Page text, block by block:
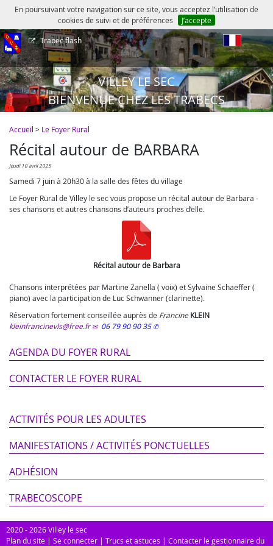
En poursuivant votre navigation sur ce site, vous acceptez l’utilisation de
cookies de suivi et de préférences
J’accepte
Trabec flash
VILLEY LE SEC
BIENVENUE CHEZ LES TRABECS
Accueil > Le Foyer Rural
Récital autour de BARBARA
jeudi 10 avril 2025
Samedi 7 juin à 20h30 à la salle des fêtes du village
Le Foyer Rural de Villey le sec vous propose un récital autour de Barbara -
ses chansons et autres chansons d’auteurs proches d’elle.
Récital autour de Barbara
Chansons interprétées par Martine Zanella ( voix) et Sylvaine Schaeffer (
piano) avec la participation de Luc Schwanner (clarinette).
Réservation fortement conseillée auprès de Francine KLEIN
kleinfrancinevls@free.fr
06 79 90 90 35
AGENDA DU FOYER RURAL
CONTACTER LE FOYER RURAL
ACTIVITÉS POUR LES ADULTES
MANIFESTATIONS / ACTIVITÉS PONCTUELLES
ADHÉSION
TRABECOSCOPE
2020 - 2026 Villey le sec
Plan du site | Se connecter | Trucs et astuces | Contacter le gestionnaire du